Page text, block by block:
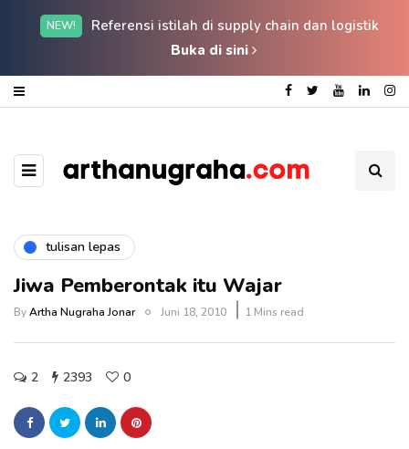
NEW!
Referensi istilah di supply chain dan logistik
Buka di sini
tulisan lepas
Jiwa Pemberontak itu Wajar
ByArtha Nugraha Jonar Juni 18, 2010 1 Mins read
2 2393 0